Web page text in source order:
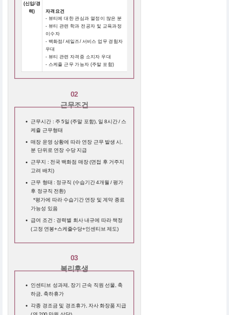
(신입/경
력) 자격요건
- 뷰티에 대한 관심과 열정이 많은 분
- 뷰티 관련 학과 전공자 및 교육과정
이수자
- 백화점/ 세일즈/ 서비스 업무 경험자
우대
- 뷰티 관련 자격증 소지자 우대
- 스케쥴 근무 가능자 (주말 포함)
02
근무조건
근무시간 : 주 5일 (주말 포함), 일 8시간 / 스
케쥴 근무형태
매장 운영 상황에 따라 연장 근무 발생 시,
분 단위로 연장 수당 지급
근무지 : 전국 백화점 매장 (면접 후 거주지
고려 배치)
근무 형태 : 정규직 (수습기간 4개월 / 평가
후 정규직 전환)
*평가에 따라 수습기간 연장 및 계약 종료
가능성 있음
급여 조건 : 경력별 회사 내규에 따라 책정
(고정 연봉+스케쥴수당+인센티브 제도)
03
복리후생
인센티브 성과제, 장기 근속 직원 선물, 축
하금, 축하휴가
각종 경조금 및 경조휴가, 자사 화장품 지급